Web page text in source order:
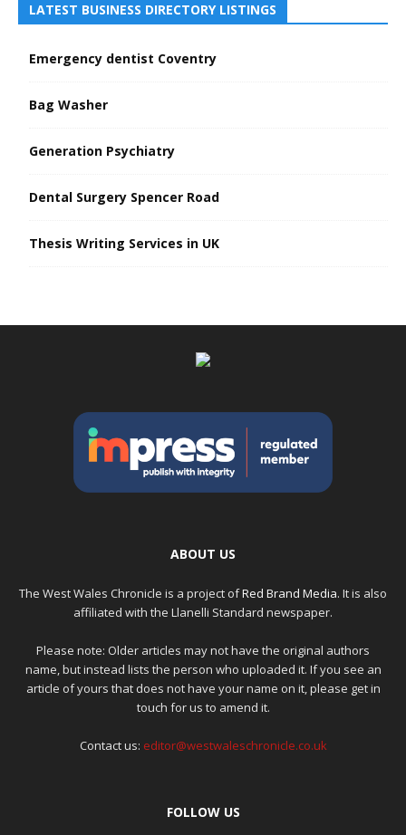
LATEST BUSINESS DIRECTORY LISTINGS
Emergency dentist Coventry
Bag Washer
Generation Psychiatry
Dental Surgery Spencer Road
Thesis Writing Services in UK
ABOUT US
The West Wales Chronicle is a project ofRed Brand Media. It is also
affiliated with the Llanelli Standard newspaper.
Please note: Older articles may not have the original authors
name, but instead lists the person who uploaded it. If you see an
article of yours that does not have your name on it, please get in
touch for us to amend it.
Contact us: editor@westwaleschronicle.co.uk
FOLLOW US